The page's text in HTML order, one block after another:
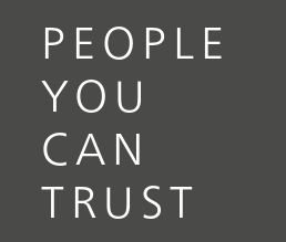
PEOPLE
YOU
CAN
TRUST